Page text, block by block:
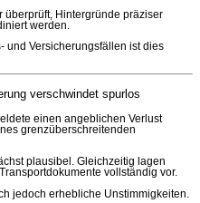
überprüft, Hintergründe präziser
werden.
und Versicherungsfällen ist dies
verschwindet spurlos
einen angeblichen Verlust
grenzüberschreitenden
plausibel. Gleichzeitig lagen
vollständig vor.
jedoch erhebliche Unstimmigkeiten.